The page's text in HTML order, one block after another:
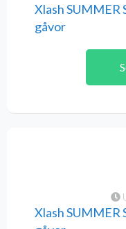
Xlash SUMMER
gåvor
Xlash SUMMER